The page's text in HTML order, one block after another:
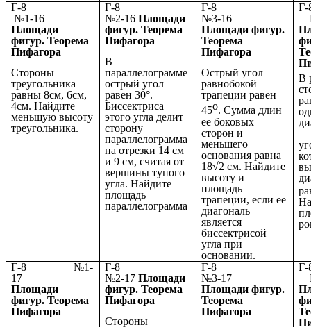
Г-8
№1-16
Площади
фигур. Теорема
Пифагора
Стороны
треугольника
равны 8см, 6см,
4см. Найдите
меньшую высоту
треугольника.
Г-8
№2-16Площади
фигур. Теорема
Пифагора
В
параллелограмме
острый угол
равен 30°.
Биссектриса
этого угла делит
сторону
параллелограмма
на отрезки 14 см
и 9 см, считая от
вершины тупого
угла. Найдите
площадь
параллелограмма
Г-8
№3-16
Площади фигур.
Теорема
Пифагора
Острый угол
равнобокой
трапеции равен
45о. Сумма длин
ее боковых
сторон и
меньшего
основания равна
18√2 см. Найдите
высоту и
площадь
трапеции, если ее
диагональ
является
биссектрисой
угла при
основании.
В
—
Г-8 №1-
17
Площади
фигур. Теорема
Пифагора
Г-8
№2-17Площади
фигур. Теорема
Пифагора
Стороны
Г-8
№3-17
Площади фигур.
Теорема
Пифагора